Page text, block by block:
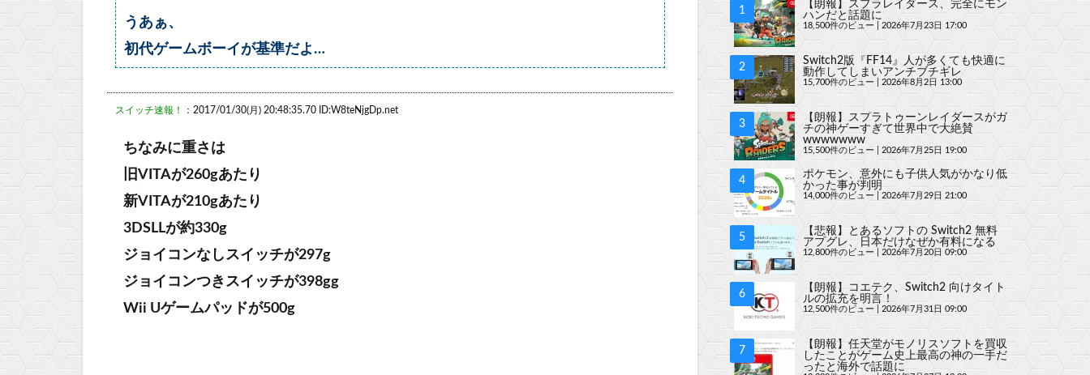
うあぁ、
初代ゲームボーイが基準だよ…
スイッチ速報！ ：2017/01/30(月) 20:48:35.70 ID:W8teNjgDp.net
ちなみに重さは
旧VITAが260gあたり
新VITAが210gあたり
3DSLLが約330g
ジョイコンなしスイッチが297g
ジョイコンつきスイッチが398gg
Wii Uゲームパッドが500g
【朗報】スプラレイダース、完全にモン
ハンだと話題に
18,500件のビュー |2026年7月23日 17:00
Switch2版『FF14』人が多くても快適に
動作してしまいアンチブチギレ
15,700件のビュー |2026年8月2日 13:00
【朗報】スプラトゥーンレイダースがガ
チの神ゲーすぎて世界中で大絶賛
wwwwwww
15,500件のビュー | 2026年7月25日 19:00
ポケモン、意外にも子供人気がかなり低
かった事が判明
14,000件のビュー 2026年7月29日 21:00
【悲報】とあるソフトの Switch2 無料
アプグレ、日本だけなぜか有料になる
12,800件のビュー 2026年7月20日 09:00
【朗報】コエテク、Switch2 向けタイト
ルの拡充を明言！
12,500件のビュー 2026年7月31日 09:00
【朗報】任天堂がモノリスソフトを買収
したことがゲーム史上最高の神の一手だ
ったと海外で話題に